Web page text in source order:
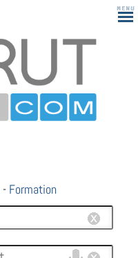
- Formation